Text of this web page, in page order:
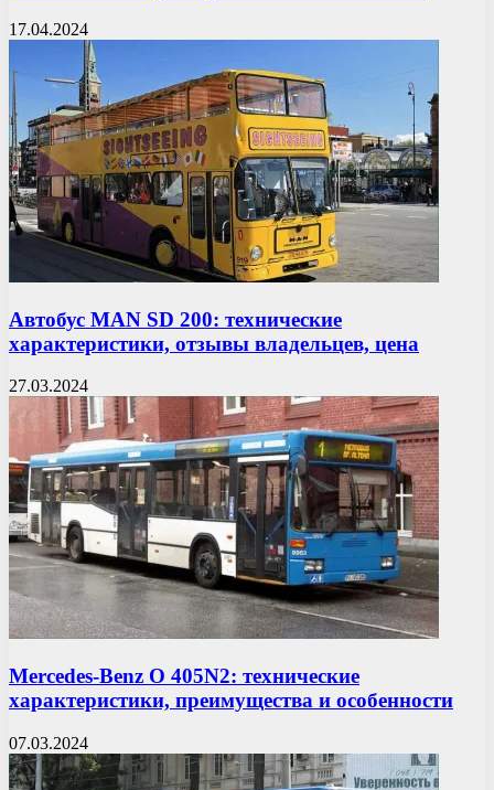
17.04.2024
Автобус MAN SD 200: технические
характеристики, отзывы владельцев, цена
27.03.2024
Mercedes-Benz O 405N2: технические
характеристики, преимущества и особенности
07.03.2024